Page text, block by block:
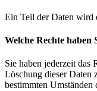
Ein Teil der Daten wird
Welche Rechte haben
Sie haben jederzeit
Löschung dieser Daten
bestimmten Umständen